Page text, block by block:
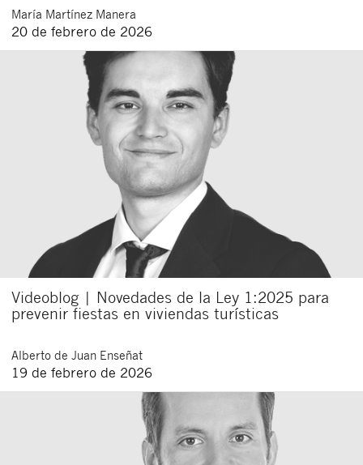
María Martínez Manera
20 de febrero de 2026
Videoblog | Novedades de la Ley 1:2025 para
prevenir fiestas en viviendas turísticas
Alberto de Juan Enseñat
19 de febrero de 2026